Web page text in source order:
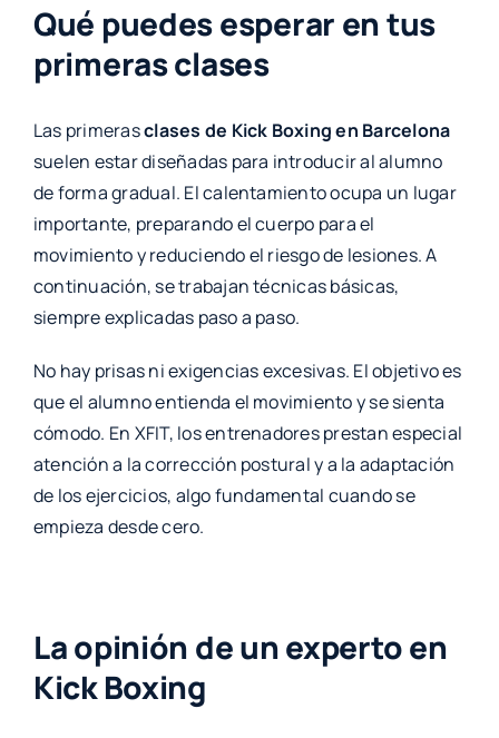
Qué puedes esperar en tus
primeras clases
Las primerasclases de Kick Boxing en Barcelona
suelen estar diseñadas para introducir al alumno
de forma gradual. El calentamiento ocupa un lugar
importante, preparando el cuerpo para el
movimiento y reduciendo el riesgo de lesiones. A
continuación, se trabajan técnicas básicas,
siempre explicadas paso a paso.
No hay prisas ni exigencias excesivas. El objetivo es
que el alumno entienda el movimiento y se sienta
cómodo. En XFIT, los entrenadores prestan especial
atención a la corrección postural y a la adaptación
de los ejercicios, algo fundamental cuando se
empieza desde cero.
La opinión de un experto en
Kick Boxing